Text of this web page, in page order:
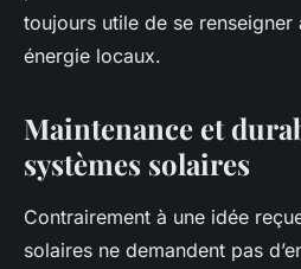
toujours utile de se renseigner
énergie locaux.
Maintenance et
systèmes solaires
Contrairement à une idée
solaires ne demandent pas